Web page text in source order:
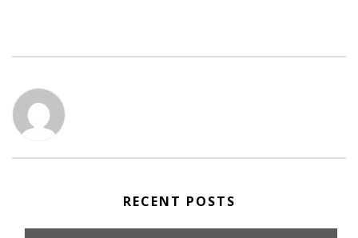
RECENT POSTS